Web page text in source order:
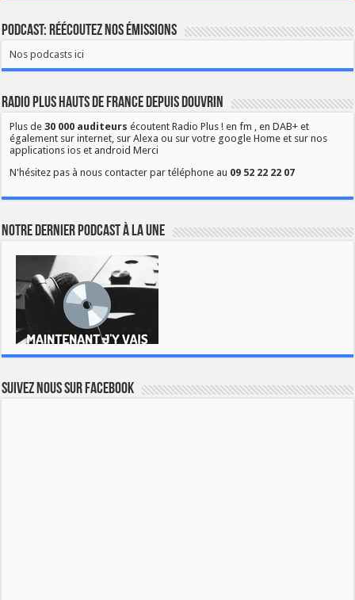
Podcast: Réécoutez nos émissions
Nos podcasts ici
Radio Plus Hauts de France depuis Douvrin
Plus de30 000 auditeurs écoutent Radio Plus ! en fm , en DAB+ et
également sur internet, sur Alexa ou sur votre google Home et sur nos
applications ios et android Merci
N'hésitez pas à nous contacter par téléphone au 09 52 22 22 07
Notre dernier podcast à la une
Suivez nous sur Facebook